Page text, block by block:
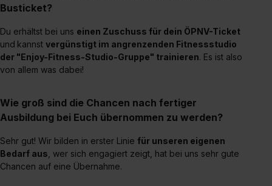
Busticket?
Du erhältst bei uns einen Zuschuss für dein ÖPNV-Ticket
und kannst vergünstigt im angrenzenden Fitnessstudio
der "Enjoy-Fitness-Studio-Gruppe" trainieren. Es ist also
von allem was dabei!
Wie groß sind die Chancen nach fertiger
Ausbildung bei Euch übernommen zu werden?
Sehr gut! Wir bilden in erster Linie für unseren eigenen
Bedarf aus , wer sich engagiert zeigt, hat bei uns sehr gute
Chancen auf eine Übernahme.